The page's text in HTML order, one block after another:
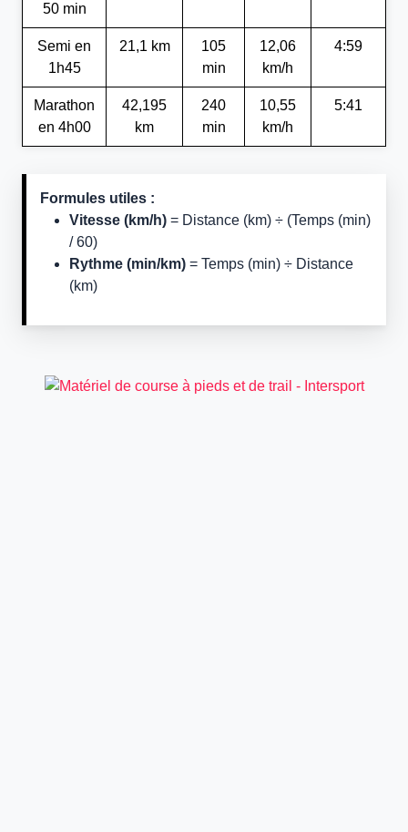
50 min
Semi en
1h45
21,1 km
105
min
12,06
km/h
4:59
Marathon
en 4h00
42,195
km
240
min
10,55
km/h
5:41
Formules utiles :
Vitesse (km/h) = Distance (km) ÷ (Temps (min)
/ 60)
Rythme (min/km) = Temps (min) ÷ Distance
(km)